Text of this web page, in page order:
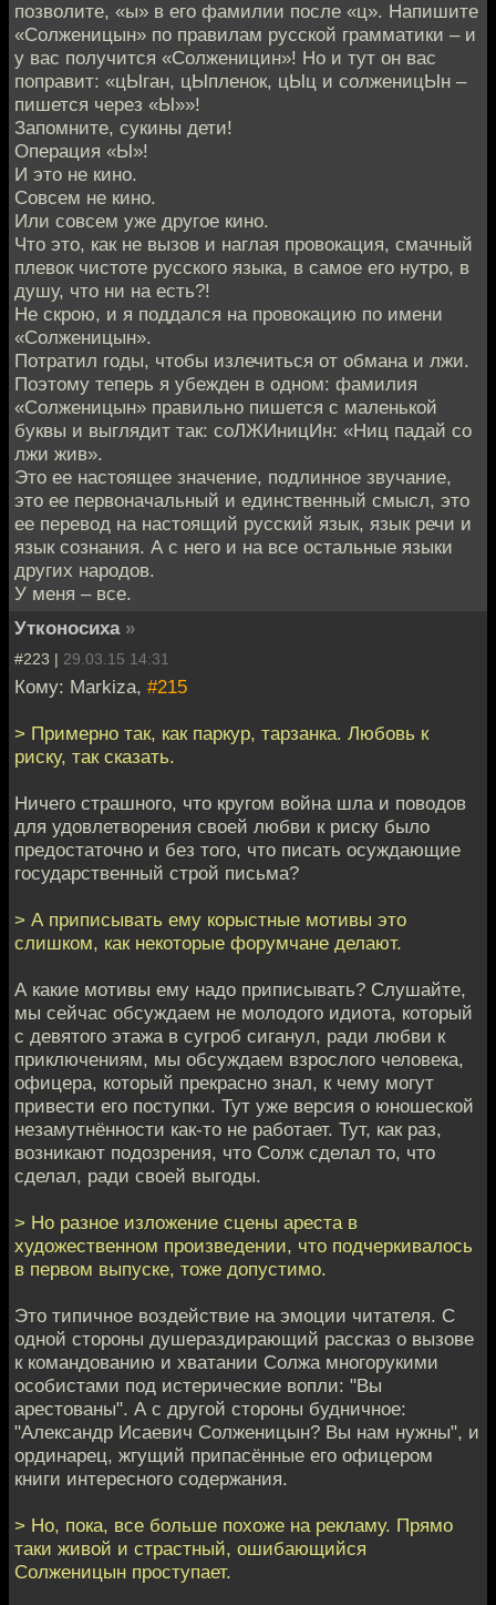
позволите, «ы» в его фамилии после «ц». Напишите
«Солженицын» по правилам русской грамматики – и
у вас получится «Солженицин»! Но и тут он вас
поправит: «цЫган, цЫпленок, цЫц и солженицЫн –
пишется через «Ы»»!
Запомните, сукины дети!
Операция «Ы»!
И это не кино.
Совсем не кино.
Или совсем уже другое кино.
Что это, как не вызов и наглая провокация, смачный
плевок чистоте русского языка, в самое его нутро, в
душу, что ни на есть?!
Не скрою, и я поддался на провокацию по имени
«Солженицын».
Потратил годы, чтобы излечиться от обмана и лжи.
Поэтому теперь я убежден в одном: фамилия
«Солженицын» правильно пишется с маленькой
буквы и выглядит так: соЛЖИницИн: «Ниц падай со
лжи жив».
Это ее настоящее значение, подлинное звучание,
это ее первоначальный и единственный смысл, это
ее перевод на настоящий русский язык, язык речи и
язык сознания. А с него и на все остальные языки
других народов.
У меня – все.
Утконосиха »
#223 | 29.03.15 14:31
Кому: Markiza, #215
> Примерно так, как паркур, тарзанка. Любовь к
риску, так сказать.
Ничего страшного, что кругом война шла и поводов
для удовлетворения своей любви к риску было
предостаточно и без того, что писать осуждающие
государственный строй письма?
> А приписывать ему корыстные мотивы это
слишком, как некоторые форумчане делают.
А какие мотивы ему надо приписывать? Слушайте,
мы сейчас обсуждаем не молодого идиота, который
с девятого этажа в сугроб сиганул, ради любви к
приключениям, мы обсуждаем взрослого человека,
офицера, который прекрасно знал, к чему могут
привести его поступки. Тут уже версия о юношеской
незамутнённости как-то не работает. Тут, как раз,
возникают подозрения, что Солж сделал то, что
сделал, ради своей выгоды.
> Но разное изложение сцены ареста в
художественном произведении, что подчеркивалось
в первом выпуске, тоже допустимо.
Это типичное воздействие на эмоции читателя. С
одной стороны душераздирающий рассказ о вызове
к командованию и хватании Солжа многорукими
особистами под истерические вопли: "Вы
арестованы". А с другой стороны будничное:
"Александр Исаевич Солженицын? Вы нам нужны", и
ординарец, жгущий припасённые его офицером
книги интересного содержания.
> Но, пока, все больше похоже на рекламу. Прямо
таки живой и страстный, ошибающийся
Солженицын проступает.